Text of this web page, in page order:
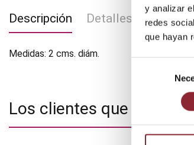
y analizar
redes
que hayan
consentimiento
Descripción Detalles del
Medidas: 2 cms. diám.
Los clientes que